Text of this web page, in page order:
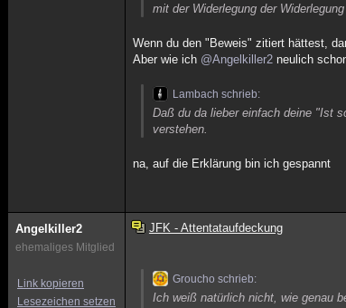
mit der Widerlegung der
Wenn du den "Beweis" zitiert hättest,
Aber wie ich @Angelkiller2 neulich
Lambach schrieb:
Daß du da lieber einfach deine "Ist
verstehen.
na, auf die Erklärung bin ich gespannt
Angelkiller2
ehemaliges Mitglied
Link kopieren
Lesezeichen setzen
JFK - Attentataufdeckung
Groucho schrieb:
Ich weiß natürlich nicht, wie genau